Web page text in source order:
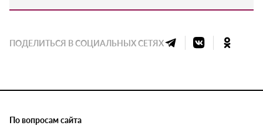
ПОДЕЛИТЬСЯ В СОЦИАЛЬНЫХ СЕТЯХ
По вопросам сайта